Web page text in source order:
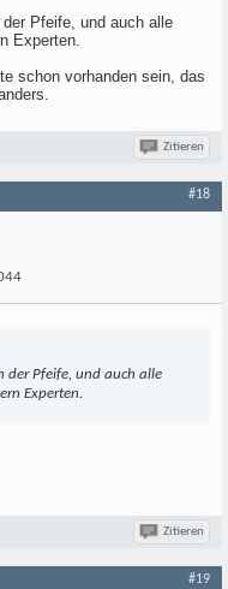
Pfeife, und auch alle
Experten.
schon vorhanden sein, das
Zitieren
#18
der Pfeife, und auch alle
Experten.
Zitieren
#19